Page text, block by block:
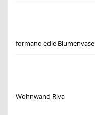
formano edle Blumenvase
Wohnwand Riva